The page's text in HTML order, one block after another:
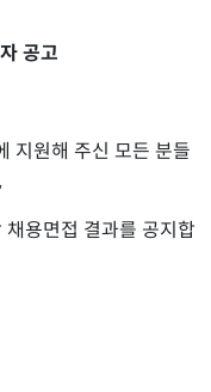
공고
지원해 주신 모든 분들
용면접 결과를 공지합